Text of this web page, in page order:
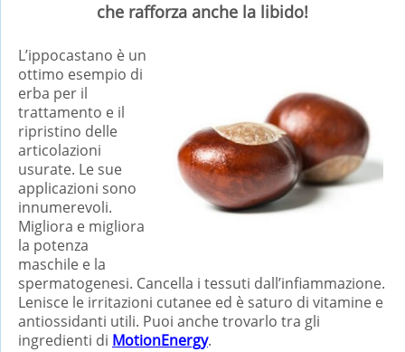
che rafforza anche la libido!
L’ippocastano è un
ottimo esempio di
erba per il
trattamento e il
ripristino delle
articolazioni
usurate. Le sue
applicazioni sono
innumerevoli.
Migliora e migliora
la potenza
maschile e la
spermatogenesi. Cancella i tessuti dall’infiammazione.
Lenisce le irritazioni cutanee ed è saturo di vitamine e
antiossidanti utili. Puoi anche trovarlo tra gli
ingredienti di MotionEnergy.